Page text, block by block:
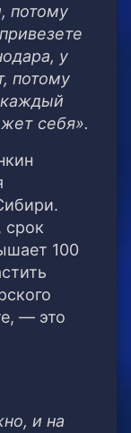
потому
у
потому
каждый
себя».
срок
100
— это
и на